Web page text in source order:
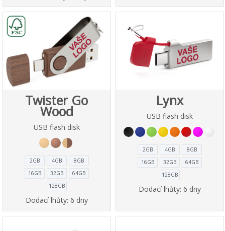
Twister Go
Wood
USB flash disk
2GB 4GB
8GB
16GB
32GB
64GB
128GB
Dodací lhůty: 6 dny
Lynx
USB flash disk
2GB 4GB
8GB
16GB
32GB
64GB
128GB
Dodací lhůty: 6 dny